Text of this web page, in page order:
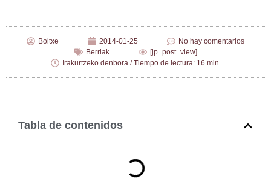
Boltxe 2014-01-25
No hay comentarios
Berriak
[jp_post_view]
Irakurtzeko denbora / Tiempo de lectura: 16 min.
Tabla de contenidos